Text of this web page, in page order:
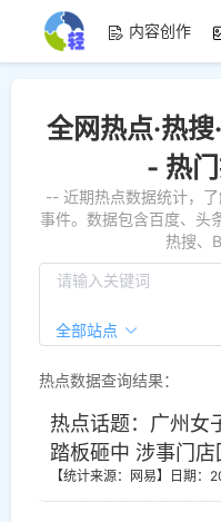
内容创作
全网热点·热搜
- 热
-- 近期热点数据统计，
事件。数据包含百度、头
热搜、
全部站点
热点数据查询结果：
热点话题：广州女
踏板砸中 涉事门店
【统计来源：网易】 日期：